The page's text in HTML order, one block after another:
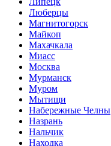
Люберцы
Магнитогорск
Майкоп
Махачкала
Миасс
Москва
Мурманск
Муром
Мытищи
Набережные Челны
Назрань
Нальчик
Находка